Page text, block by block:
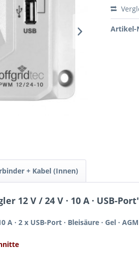
Artikel-
+ Kabel (Innen)
12 V / 24 V · 10 A · USB-
· 2 x USB-Port · Bleisäure · Gel · AGM